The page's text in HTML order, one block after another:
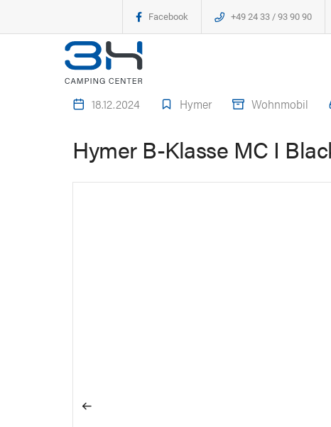
Facebook +49 24 33 / 93 90 90
18.12.2024 Hymer Wohnmobil
Hymer B-Klasse MC I